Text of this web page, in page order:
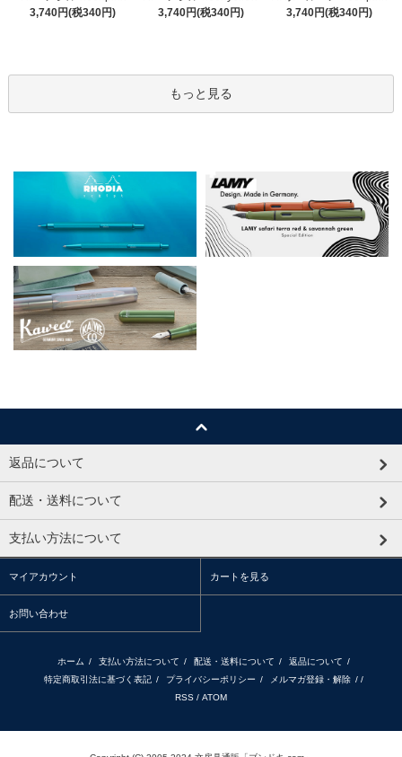
3,740円(税340円)
3,740円(税340円)
3,740円(税340円)
もっと見る
返品について
配送・送料について
支払い方法について
マイアカウント カートを見る
お問い合わせ
ホーム / 支払い方法について / 配送・送料について / 返品について /
特定商取引法に基づく表記 / プライバシーポリシー / メルマガ登録・解除 / /
RSS / ATOM